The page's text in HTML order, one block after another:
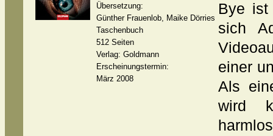
Übersetzung:
Günther Frauenlob, Maike Dörries
Taschenbuch
512 Seiten
Verlag: Goldmann
Erscheinungstermin:
März 2008
Bye ist
sich
einer
Als
wird